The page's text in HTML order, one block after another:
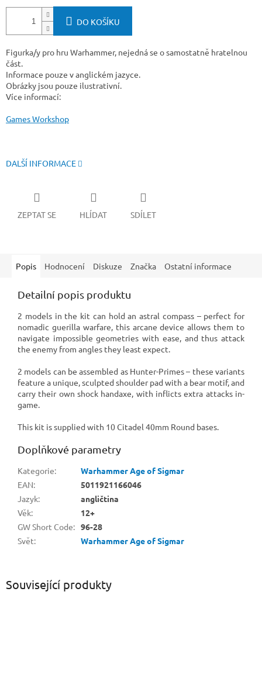
DO KOŠÍKU
Figurka/y pro hru Warhammer, nejedná se o samostatně hratelnou
část.
Informace pouze v anglickém jazyce.
Obrázky jsou pouze ilustrativní.
Více informací:
Games Workshop
DALŠÍ INFORMACE
ZEPTAT SE HLÍDAT SDÍLET
Související produkty
Popis Hodnocení Diskuze Značka Ostatní informace
Detailní popis produktu
2 models in the kit can hold an astral compass – perfect for
nomadic guerilla warfare, this arcane device allows them to
navigate impossible geometries with ease, and thus attack
the enemy from angles they least expect.
2 models can be assembled as Hunter-Primes – these variants
feature a unique, sculpted shoulder pad with a bear motif, and
carry their own shock handaxe, with inflicts extra attacks in-
game.
This kit is supplied with 10 Citadel 40mm Round bases.
Doplňkové parametry
Kategorie:
Warhammer Age of Sigmar
EAN:
5011921166046
Jazyk:
angličtina
Věk:
12+
GW Short Code: 96-28
Svět: Warhammer Age of Sigmar